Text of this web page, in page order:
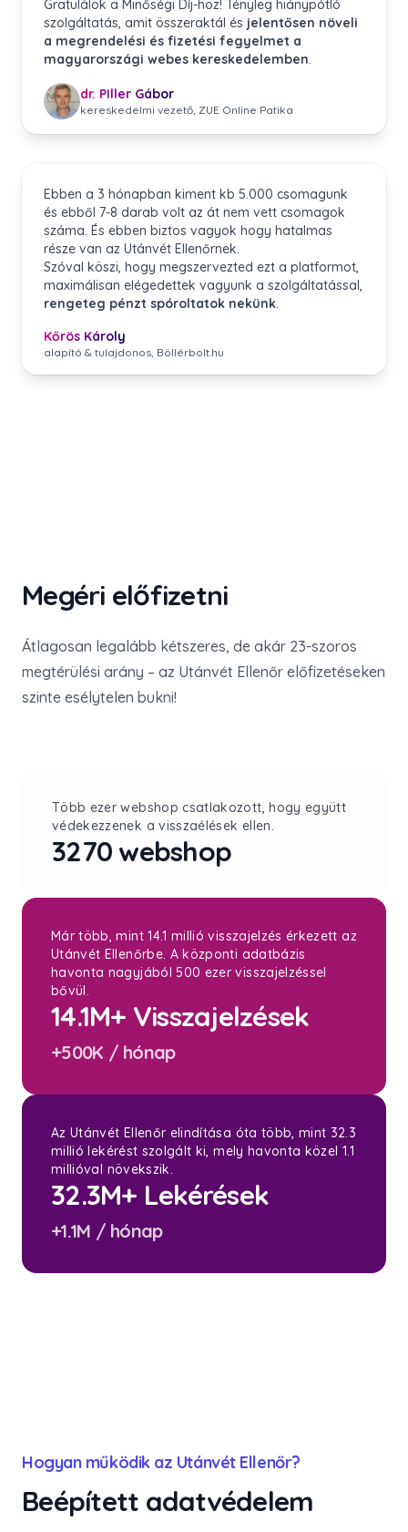
Gratulálok a Minőségi Díj-hoz! Tényleg hiánypótló
szolgáltatás, amit összeraktál és jelentősen növeli
a megrendelési és fizetési fegyelmet a
magyarországi webes kereskedelemben.
dr. PIller Gábor
kereskedelmi vezető, ZUE Online Patika
Ebben a 3 hónapban kiment kb 5.000 csomagunk
és ebből 7-8 darab volt az át nem vett csomagok
száma. És ebben biztos vagyok hogy hatalmas
része van az Utánvét Ellenőrnek.
Szóval köszi, hogy megszervezted ezt a platformot,
maximálisan elégedettek vagyunk a szolgáltatással,
rengeteg pénzt spóroltatok nekünk.
Kőrös Károly
alapító & tulajdonos, Böllérbolt.hu
Megéri előfizetni
Átlagosan legalább kétszeres, de akár 23-szoros
megtérülési arány – az Utánvét Ellenőr előfizetéseken
szinte esélytelen bukni!
3270 webshop
Több ezer webshop csatlakozott, hogy együtt
védekezzenek a visszaélések ellen.
14.1M+ Visszajelzések
+500K / hónap
Már több, mint 14.1 millió visszajelzés érkezett az
Utánvét Ellenőrbe. A központi adatbázis
havonta nagyjából 500 ezer visszajelzéssel
bővül.
32.3M+ Lekérések
+1.1M / hónap
Az Utánvét Ellenőr elindítása óta több, mint 32.3
millió lekérést szolgált ki, mely havonta közel 1.1
millióval növekszik.
Hogyan működik az Utánvét Ellenőr?
Beépített adatvédelem